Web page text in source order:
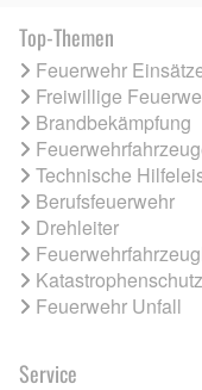
Top-Themen
Feuerwehr
Freiwillige
Brandbekämpfung
Technische
Berufsfeuerwehr
Drehleiter
Katastrophenschutz
Feuerwehr Unfall
Service